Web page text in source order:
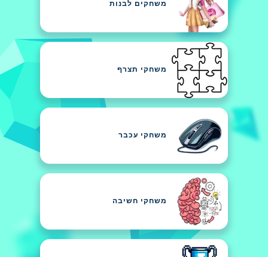
משחקים לבנות
משחקי תצרף
משחקי עכבר
משחקי חשיבה